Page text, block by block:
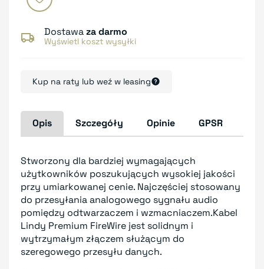
Dostawaza darmo
Wyświetl koszt wysyłki
Kup na raty lub weź w leasing
Opis Szczegóły Opinie GPSR
Stworzony dla bardziej wymagających
użytkowników poszukujących wysokiej jakości
przy umiarkowanej cenie. Najczęściej stosowany
do przesyłania analogowego sygnału audio
pomiędzy odtwarzaczem i wzmacniaczem.Kabel
Lindy Premium FireWire jest solidnym i
wytrzymałym złączem służącym do
szeregowego przesyłu danych.